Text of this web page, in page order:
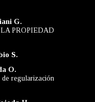
G.
PROPIEDAD
S.
O.
regularización